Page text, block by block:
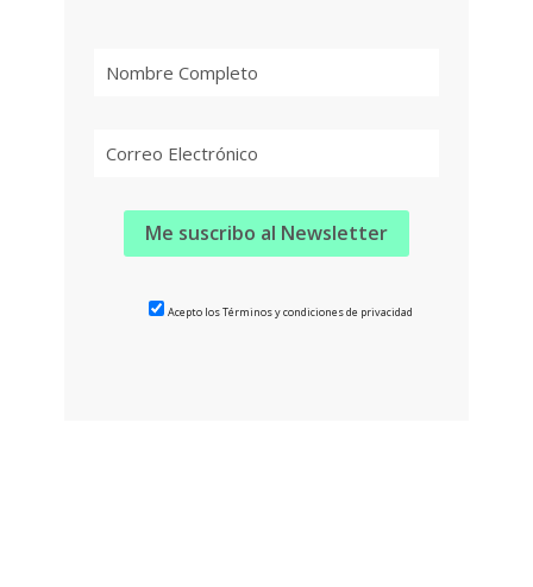
Acepto los Términos y condiciones de privacidad